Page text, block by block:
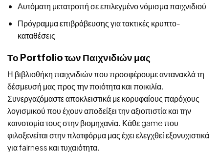
Αυτόματη μετατροπή σε επιλεγμένο νόμισμα παιχνιδιού
Πρόγραμμα επιβράβευσης για τακτικές κρυπτο-
καταθέσεις
Το Portfolio των Παιχνιδιών μας
Η βιβλιοθήκη παιχνιδιών που προσφέρουμε αντανακλά τη
δέσμευσή μας προς την ποιότητα και ποικιλία.
Συνεργαζόμαστε αποκλειστικά με κορυφαίους παρόχους
λογισμικού που έχουν αποδείξει την αξιοπιστία και την
καινοτομία τους στην βιομηχανία. Κάθε game που
φιλοξενείται στην πλατφόρμα μας έχει ελεγχθεί εξονυχιστικά
για fairness και τυχαιότητα.